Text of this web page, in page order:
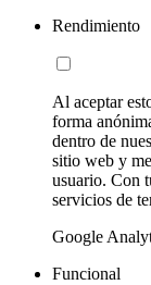
Rendimiento
Al aceptar
forma
dentro de
sitio web y
usuario. Con
servicios de
Google
Funcional